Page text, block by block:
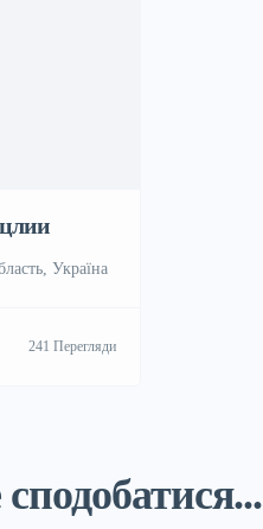
Україна
241 Перегляди